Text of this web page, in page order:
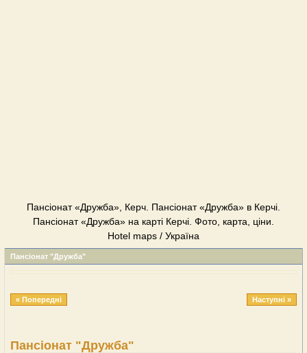
Пансіонат «Дружба», Керч. Пансіонат «Дружба» в Керчі.
Пансіонат «Дружба» на карті Керчі. Фото, карта, ціни.
Hotel maps / Україна
Пансіонат "Дружба"
« Попередні Наступні »
Пансіонат "Дружба"